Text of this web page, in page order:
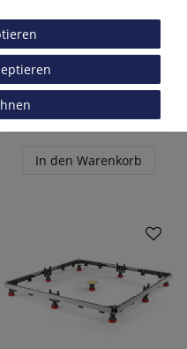
universal Grundkörper
Versandkosten
In den Warenkorb